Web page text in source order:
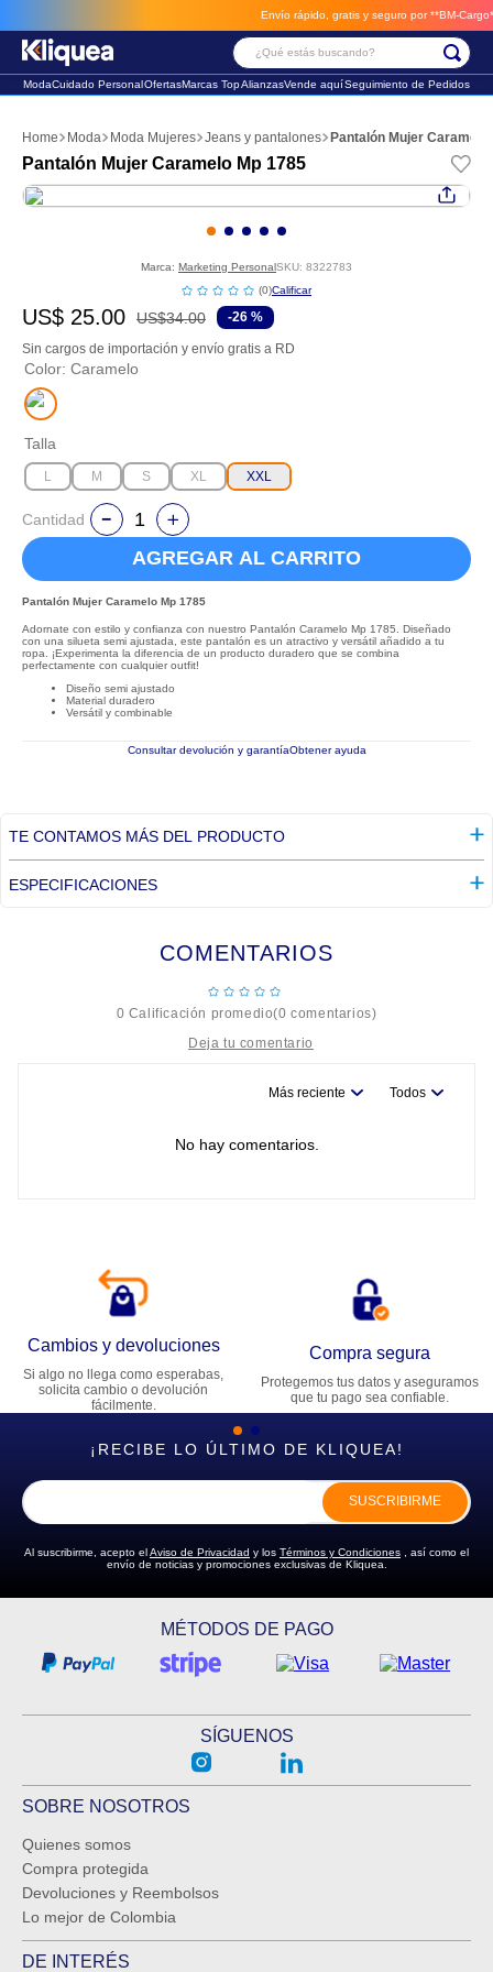
Envío rápido, gratis y seguro por **BM-Cargo**
¿Qué estás buscando?
ModaCuidado PersonalOfertasMarcas TopAlianzasVende aquíSeguimiento de Pedidos
Moda Moda Mujeres Jeans y pantalones Pantalón Mujer Caramelo
Pantalón Mujer Caramelo Mp 1785
Marca: Marketing PersonalSKU: 8322783
☆☆☆☆☆
(0)
US$ 25.00 US$34.00 -26 %
Sin cargos de importación y envío gratis a RD
Color: Caramelo
Talla
L M S XL XXL
Cantidad
AGREGAR AL CARRITO
Pantalón Mujer Caramelo Mp 1785
Adornate con estilo y confianza con nuestro Pantalón Caramelo Mp 1785. Diseñado
con una silueta semi ajustada, este pantalón es un atractivo y versátil añadido a tu
ropa. ¡Experimenta la diferencia de un producto duradero que se combina
perfectamente con cualquier outfit!
Diseño semi ajustado
Material duradero
Versátil y combinable
Consultar devolución y garantíaObtener ayuda
TE CONTAMOS MÁS DEL PRODUCTO
ESPECIFICACIONES
COMENTARIOS
☆☆☆☆
☆
0 Calificación promedio(0 comentarios)
Dirección de email
Escribe un comentario
Más reciente Todos
No hay comentarios.
Cambios y devoluciones
Si algo no llega como esperabas,
solicita cambio o devolución
fácilmente.
Compra segura
Protegemos tus datos y aseguramos
que tu pago sea confiable.
¡RECIBE LO ÚLTIMO DE KLIQUEA!
SUSCRIBIRME
Al suscribirme, acepto elAviso de Privacidad y los Términos y Condiciones , así como el
envío de noticias y promociones exclusivas de Kliquea.
MÉTODOS DE PAGO
SÍGUENOS
SOBRE NOSOTROS
Quienes somos
Compra protegida
Devoluciones y Reembolsos
Lo mejor de Colombia
DE INTERÉS
2. futbol